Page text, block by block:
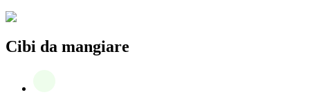
Cibi da mangiare